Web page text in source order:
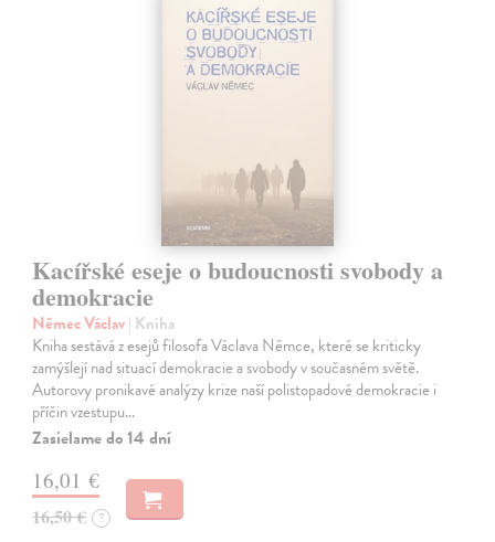
Kacířské eseje o budoucnosti svobody a
demokracie
Němec Václav| Kniha
Kniha sestává z esejů filosofa Václava Němce, které se kriticky
zamýšlejí nad situací demokracie a svobody v současném světě.
Autorovy pronikavé analýzy krize naší polistopadové demokracie i
příčin vzestupu…
Zasielame do 14 dní
16,01 €
16,50 € ?